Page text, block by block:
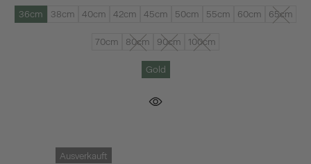
36cm 38cm 40cm 42cm 45cm 50cm 55cm 60cm 65cm
70cm 80cm 90cm 100cm
Gold
Ausverkauft